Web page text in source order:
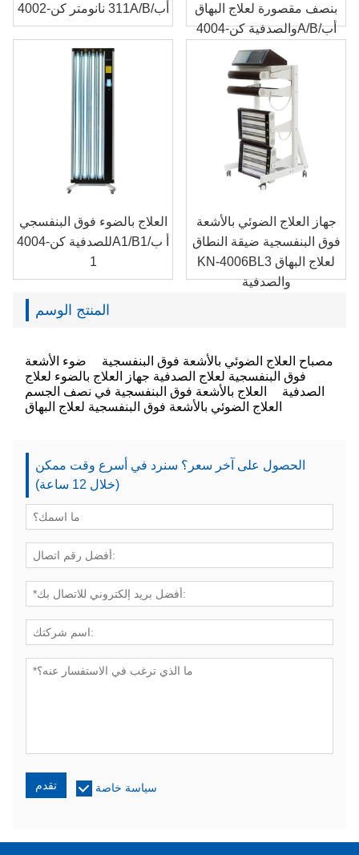
311 نانومتر كن-4002A/B/أب
بنصف مقصورة لعلاج البهاق
والصدفية كن-4004A/B/أب
العلاج بالضوء فوق البنفسجي
للصدفية كن-4004A1/B1/أ ب
1
جهاز العلاج الضوئي بالأشعة
فوق البنفسجية ضيقة النطاق
KN-4006BL3 لعلاج البهاق
والصدفية
المنتج الوسم
مصباح العلاج الضوئي بالأشعة فوق البنفسجية
ضوء الأشعة
فوق البنفسجية لعلاج الصدفية جهاز العلاج بالضوء لعلاج
الصدفية
العلاج بالأشعة فوق البنفسجية في نصف الجسم
العلاج الضوئي بالأشعة فوق البنفسجية لعلاج البهاق
الحصول على آخر سعر؟ سنرد في أسرع وقت ممكن
(خلال 12 ساعة)
تقدم سياسة خاصة